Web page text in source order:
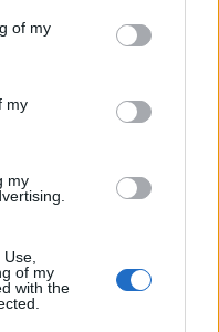
You may click to
its third-party tags to
in below Google
of my
my
my
of my
with the SOA in Italia:
nella g…